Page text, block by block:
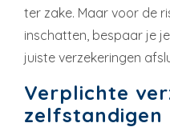
ter zake. Maar voor de
inschatten, bespaar je
juiste verzekeringen
Verplichte
zelfstandigen